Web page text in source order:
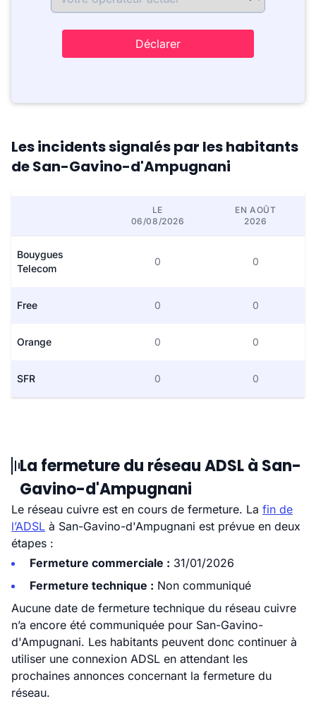
Déclarer
Les incidents signalés par les habitants
de San-Gavino-d'Ampugnani
LE
06/08/2026
EN AOÛT
2026
Bouygues
Telecom
0 0
Free 0 0
Orange 0 0
SFR 0 0
La fermeture du réseau ADSL à San-
Gavino-d'Ampugnani
Le réseau cuivre est en cours de fermeture. La fin de
l’ADSL à San-Gavino-d'Ampugnani est prévue en deux
étapes :
Fermeture commerciale : 31/01/2026
Fermeture technique : Non communiqué
Aucune date de fermeture technique du réseau cuivre
n’a encore été communiquée pour San-Gavino-
d'Ampugnani. Les habitants peuvent donc continuer à
utiliser une connexion ADSL en attendant les
prochaines annonces concernant la fermeture du
réseau.